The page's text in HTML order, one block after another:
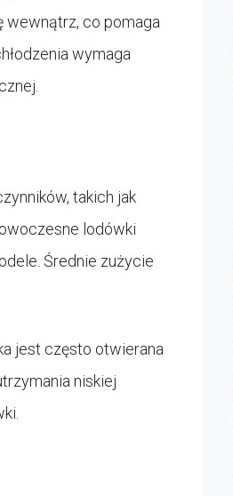
wewnątrz, co pomaga
wymaga
takich jak
lodówki
Średnie zużycie
jest często otwierana
niskiej